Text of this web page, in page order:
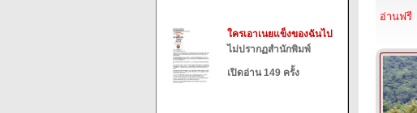
ใครเอาเนยแข็งของฉันไป
ไม่ปรากฏสำนักพิมพ์
เปิดอ่าน 149 ครั้ง
อ่านฟรี